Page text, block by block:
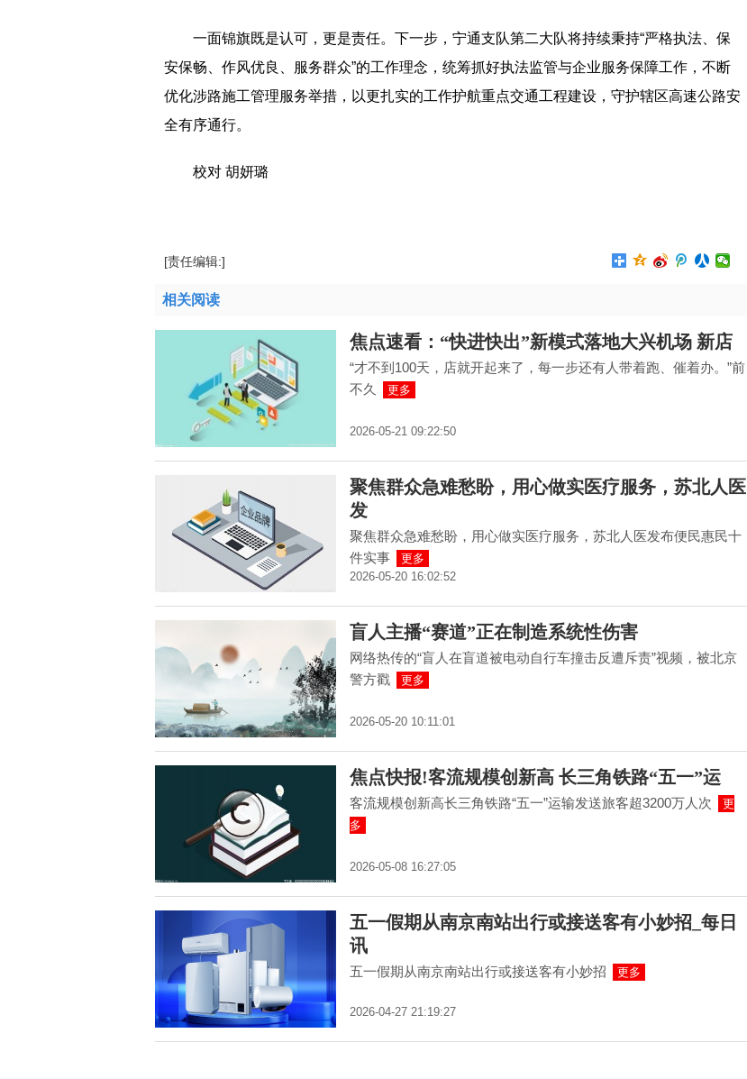
一面锦旗既是认可，更是责任。下一步，宁通支队第二大队将持续秉持“严格执法、保
安保畅、作风优良、服务群众”的工作理念，统筹抓好执法监管与企业服务保障工作，不断
优化涉路施工管理服务举措，以更扎实的工作护航重点交通工程建设，守护辖区高速公路安
全有序通行。
校对 胡妍璐
[责任编辑:]
相关阅读
焦点速看：“快进快出”新模式落地大兴机场 新店
“才不到100天，店就开起来了，每一步还有人带着跑、催着办。”前
不久
更多
2026-05-21 09:22:50
聚焦群众急难愁盼，用心做实医疗服务，苏北人医
发
聚焦群众急难愁盼，用心做实医疗服务，苏北人医发布便民惠民十
件实事
更多
2026-05-20 16:02:52
盲人主播“赛道”正在制造系统性伤害
网络热传的“盲人在盲道被电动自行车撞击反遭斥责”视频，被北京
警方戳
更多
2026-05-20 10:11:01
焦点快报!客流规模创新高 长三角铁路“五一”运
客流规模创新高长三角铁路“五一”运输发送旅客超3200万人次
更
多
2026-05-08 16:27:05
五一假期从南京南站出行或接送客有小妙招_每日
讯
五一假期从南京南站出行或接送客有小妙招 更多
2026-04-27 21:19:27